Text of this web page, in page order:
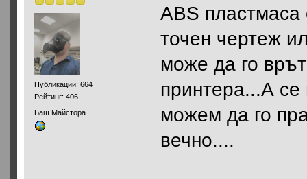
Публикации: 664
Рейтинг: 406
Баш Майстора
ABS
точен чертеж
може да го
принтера...А
можем да го
вечно....